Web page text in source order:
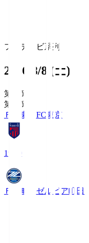
フジテレビ系列
2026/8/8 (土)
第1節
第1節
ＦＣ東京 FC東京
19:00
ＦＣ町田ゼルビア町田